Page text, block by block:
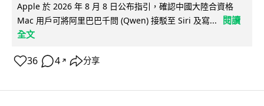
Apple 於 2026 年 8 月 8 日公布指引，確認中國大陸合資格
Mac 用戶可將阿里巴巴千問 (Qwen) 接駁至 Siri 及寫...
閱讀
全文
36 4 ↗ 分享